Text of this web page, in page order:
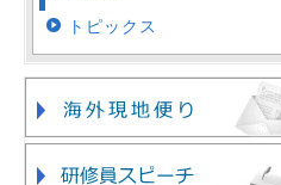
トピックス